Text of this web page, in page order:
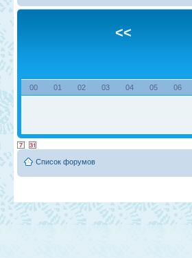
<<
00 01 02 03 04 05 06
Список форумов